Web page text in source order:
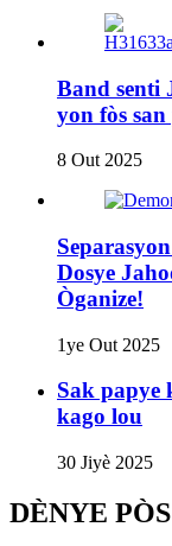
Band senti
yon fòs
8 Out 2025
Dosye
Òganize!
1ye Out 2025
Sak papye
kago lou
30 Jiyè 2025
DÈNYE